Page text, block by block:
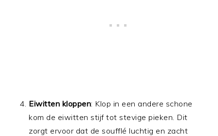
Eiwitten kloppen: Klop in een andere schone
kom de eiwitten stijf tot stevige pieken. Dit
zorgt ervoor dat de soufflé luchtig en zacht